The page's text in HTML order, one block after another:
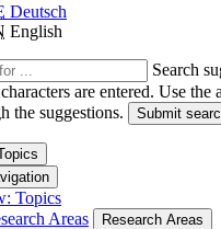
Deutsch
English
Search
are entered. Use the
the suggestions.
Submit
Topics
Areas
Research Areas